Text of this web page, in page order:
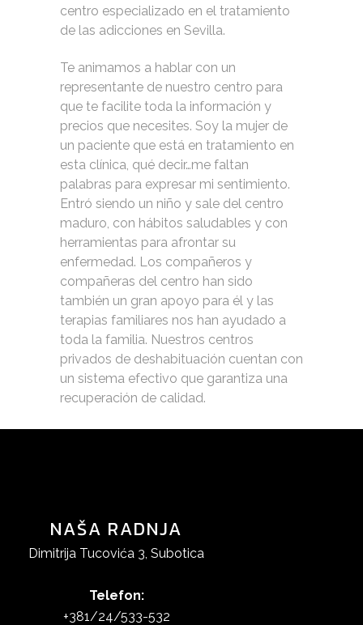
centro especializado en el tratamiento
de las adicciones en Sevilla.
Te animamos a hablar con un
representante de nuestro centro para
que te facilite toda la información y
precios que necesites. Soy la mujer de
un paciente que está en tratamiento en
esta clínica, qué decir…me faltan
palabras para expresar mi sentimiento.
Entró siendo un niño y sale del centro
maduro, con hábitos saludables y con
herramientas para afrontar su
enfermedad. Los compañeros y
compañeras del centro han sido
también un gran apoyo para él y las
terapias familiares nos han ayudado a
toda la familia. Nuestros centros
privados de deshabituación cuentan con
un sistema efectivo que garantiza una
recuperación de calidad.
NAŠA RADNJA
Dimitrija Tucovića 3, Subotica
Telefon:
+381/24/533-532